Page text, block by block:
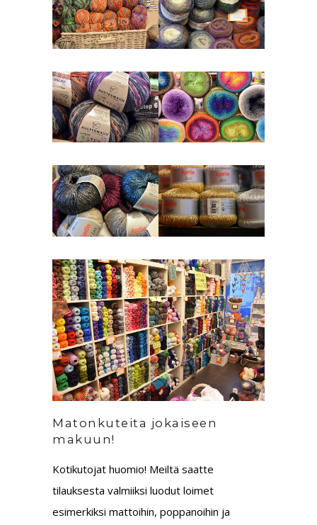
Matonkuteita jokaiseen
makuun!
Kotikutojat huomio! Meiltä saatte
tilauksesta valmiiksi luodut loimet
esimerkiksi mattoihin, poppanoihin ja